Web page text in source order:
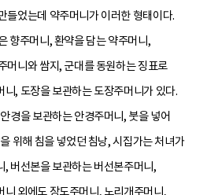
들었는데 약주머니가 이러한 형태이다.
향주머니, 환약을 담는 약주머니,
머니와 쌈지, 군대를 동원하는 징표로
, 도장을 보관하는 도장주머니가 있다.
경을 보관하는 안경주머니, 붓을 넣어
위해 침을 넣었던 침낭, 시집가는 처녀가
, 버선본을 보관하는 버선본주머니,
니 외에도 장도주머니, 노리개주머니,